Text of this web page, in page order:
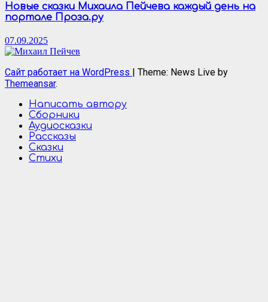
Новые сказки Михаила Пейчева каждый день на
портале Проза.ру
07.09.2025
Сайт работает на WordPress | Theme: News Live by
Themeansar.
Написать автору
Сборники
Аудиосказки
Рассказы
Сказки
Стихи